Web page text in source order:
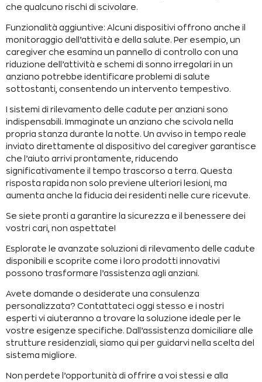
che qualcuno rischi di scivolare.
Funzionalità aggiuntive: Alcuni dispositivi offrono anche il
monitoraggio dell’attività e della salute. Per esempio, un
caregiver che esamina un pannello di controllo con una
riduzione dell’attività e schemi di sonno irregolari in un
anziano potrebbe identificare problemi di salute
sottostanti, consentendo un intervento tempestivo.
I sistemi di rilevamento delle cadute per anziani sono
indispensabili. Immaginate un anziano che scivola nella
propria stanza durante la notte. Un avviso in tempo reale
inviato direttamente al dispositivo del caregiver garantisce
che l’aiuto arrivi prontamente, riducendo
significativamente il tempo trascorso a terra. Questa
risposta rapida non solo previene ulteriori lesioni, ma
aumenta anche la fiducia dei residenti nelle cure ricevute.
Se siete pronti a garantire la sicurezza e il benessere dei
vostri cari, non aspettate!
Esplorate le avanzate soluzioni di rilevamento delle cadute
disponibili e scoprite come i loro prodotti innovativi
possono trasformare l’assistenza agli anziani.
Avete domande o desiderate una consulenza
personalizzata? Contattateci oggi stesso e i nostri
esperti vi aiuteranno a trovare la soluzione ideale per le
vostre esigenze specifiche. Dall’assistenza domiciliare alle
strutture residenziali, siamo qui per guidarvi nella scelta del
sistema migliore.
Non perdete l’opportunità di offrire a voi stessi e alla